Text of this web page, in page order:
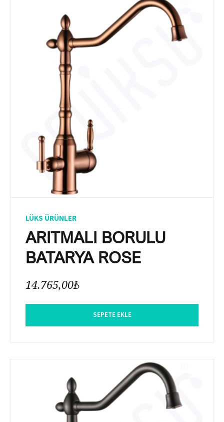
LÜKS ÜRÜNLER
ARITMALI BORULU
BATARYA ROSE
14.765,00₺
SEPETE EKLE